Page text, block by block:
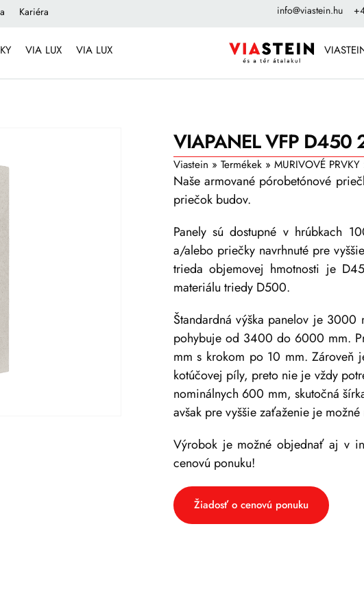
Kariéra info@viastein.hu
VIA LUX VIA LUX
VIAPANEL VFP
Viastein » Termékek» MURIVOVÉ PRVKY
Naše armované pórobetónové
priečok budov.
Panely sú dostupné v hrúbkach
a/alebo priečky navrhnuté pre
trieda objemovej hmotnosti je
materiálu triedy D500.
Štandardná výška panelov je
pohybuje od 3400 do 6000 mm.
mm s krokom po 10 mm. Zároveň
kotúčovej píly, preto nie je vždy
nominálnych 600 mm, skutočná
avšak pre vyššie zaťaženie je
Výrobok je možné objednať aj v
cenovú ponuku!
Žiadosť o cenovú ponuku